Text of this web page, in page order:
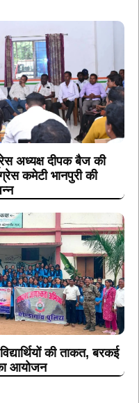
अध्यक्ष दीपक बैज की
कमेटी भानपुरी की
की ताकत, बरकई
आयोजन